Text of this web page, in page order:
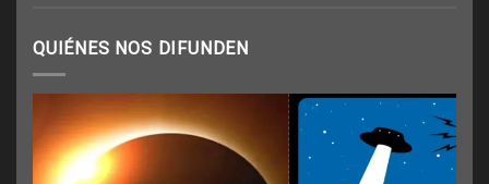
QUIÉNES NOS DIFUNDEN